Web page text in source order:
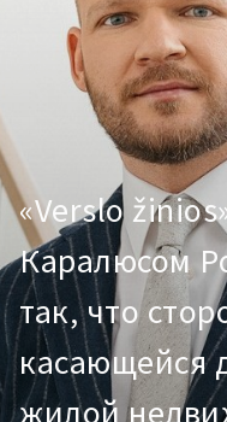
«Verslo
Каралюсом
так, что
касающейся
жилой